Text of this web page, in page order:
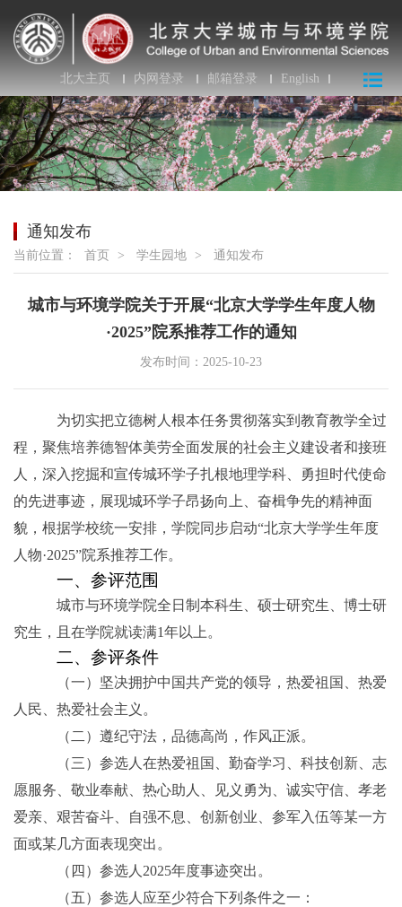
北大主页 内网登录 邮箱登录 English
通知发布
当前位置： 首页 > 学生园地 > 通知发布
城市与环境学院关于开展“北京大学学生年度人物
·2025”院系推荐工作的通知
发布时间：2025-10-23
为切实把立德树人根本任务贯彻落实到教育教学全过
程，聚焦培养德智体美劳全面发展的社会主义建设者和接班
人，深入挖掘和宣传城环学子扎根地理学科、勇担时代使命
的先进事迹，展现城环学子昂扬向上、奋楫争先的精神面
貌，根据学校统一安排，学院同步启动“北京大学学生年度
人物·2025”院系推荐工作。
一、参评范围
城市与环境学院全日制本科生、硕士研究生、博士研
究生，且在学院就读满1年以上。
二、参评条件
（一）坚决拥护中国共产党的领导，热爱祖国、热爱
人民、热爱社会主义。
（二）遵纪守法，品德高尚，作风正派。
（三）参选人在热爱祖国、勤奋学习、科技创新、志
愿服务、敬业奉献、热心助人、见义勇为、诚实守信、孝老
爱亲、艰苦奋斗、自强不息、创新创业、参军入伍等某一方
面或某几方面表现突出。
（四）参选人 2025年度事迹突出。
（五）参选人应至少符合下列条件之一：